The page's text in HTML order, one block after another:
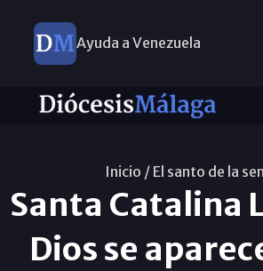
Ayuda a Venezuela
Inicio / El santo de la
Santa Catalina
Dios se